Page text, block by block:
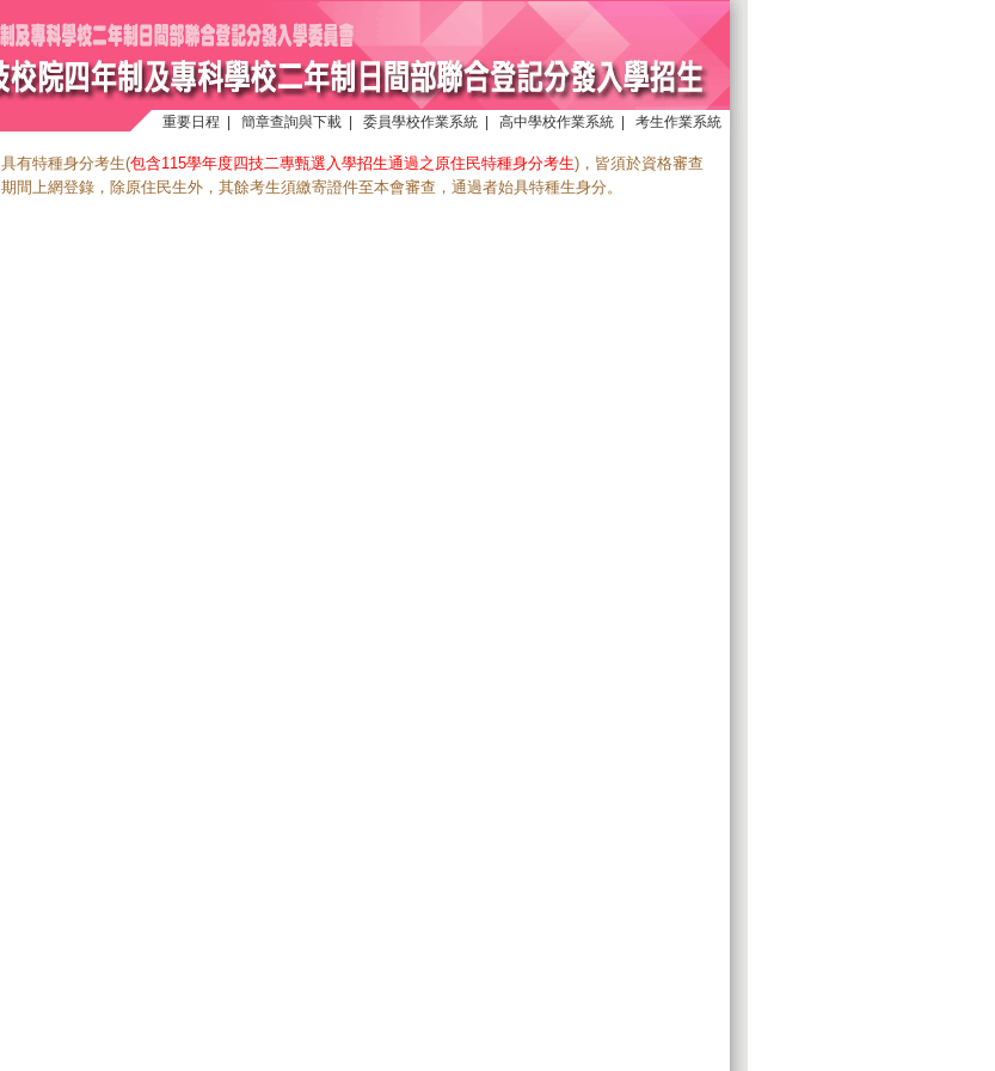
重要日程 簡章查詢與下載 委員學校作業系統 高中學校作業系統 考生作業系統
具有特種身分考生(包含115學年度四技二專甄選入學招生通過之原住民特種身分考生)，皆須於資格審查
期間上網登錄，除原住民生外，其餘考生須繳寄證件至本會審查，通過者始具特種生身分。